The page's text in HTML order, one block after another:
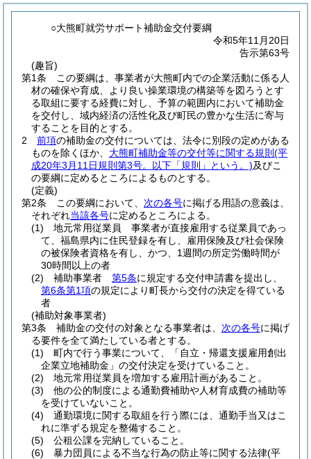
○大熊町就労サポート補助金交付要綱
令和5年11月20日
告示第63号
(趣旨)
第1条
この要綱は、事業者が大熊町内での企業活動に係る人
材の確保や育成、より良い操業環境の構築等を図ろうとす
る取組に要する経費に対し、予算の範囲内において補助金
を交付し、域内経済の活性化及び町民の豊かな生活に寄与
することを目的とする。
2
前項の補助金の交付については、法令に別段の定めがある
ものを除くほか、 大熊町補助金等の交付等に関する規則 (平
成20年3月11日規則第3号。以下「規則」という。)及びこ
の要綱に定めるところによるものとする。
(定義)
第2条
この要綱において、 次の各号に掲げる用語の意義は、
それぞれ当該各号に定めるところによる。
(1)
地元常用従業員 事業者が直接雇用する従業員であっ
て、福島県内に住民登録を有し、雇用保険及び社会保険
の被保険者資格を有し、かつ、1週間の所定労働時間が
30時間以上の者
(2)
補助事業者 第5条に規定する交付申請書を提出し、
第6条第1項の規定により町長から交付の決定を得ている
者
(補助対象事業者)
第3条
補助金の交付の対象となる事業者は、 次の各号に掲げ
る要件を全て満たしている者とする。
(1)
町内で行う事業について、「自立・帰還支援雇用創出
企業立地補助金」の交付決定を受けていること。
(2)
地元常用従業員を増加する雇用計画があること。
(3)
他の公的制度による通勤費補助や人材育成費の補助等
を受けていないこと。
(4)
通勤環境に関する取組を行う際には、通勤手当又はこ
れに準ずる規定を整備すること。
(5)
公租公課を完納していること。
(6)
暴力団員による不当な行為の防止等に関する法律(平